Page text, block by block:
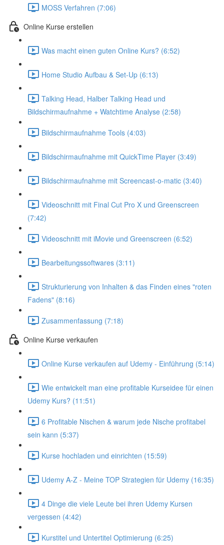
MOSS Verfahren (7:06)
Online Kurse erstellen
Was macht einen guten Online Kurs? (6:52)
Home Studio Aufbau & Set-Up (6:13)
Talking Head, Halber Talking Head und
Bildschirmaufnahme + Watchtime Analyse (2:58)
Bildschirmaufnahme Tools (4:03)
Bildschirmaufnahme mit QuickTime Player (3:49)
Bildschirmaufnahme mit Screencast-o-matic (3:40)
Videoschnitt mit Final Cut Pro X und Greenscreen
(7:42)
Videoschnitt mit iMovie und Greenscreen (6:52)
Bearbeitungssoftwares (3:11)
Strukturierung von Inhalten & das Finden eines "roten
Fadens" (8:16)
Zusammenfassung (7:18)
Online Kurse verkaufen
Online Kurse verkaufen auf Udemy - Einführung (5:14)
Wie entwickelt man eine profitable Kurseidee für einen
Udemy Kurs? (11:51)
6 Profitable Nischen & warum jede Nische profitabel
sein kann (5:37)
Kurse hochladen und einrichten (15:59)
Udemy A-Z - Meine TOP Strategien für Udemy (16:35)
4 Dinge die viele Leute bei ihren Udemy Kursen
vergessen (4:42)
Kurstitel und Untertitel Optimierung (6:25)